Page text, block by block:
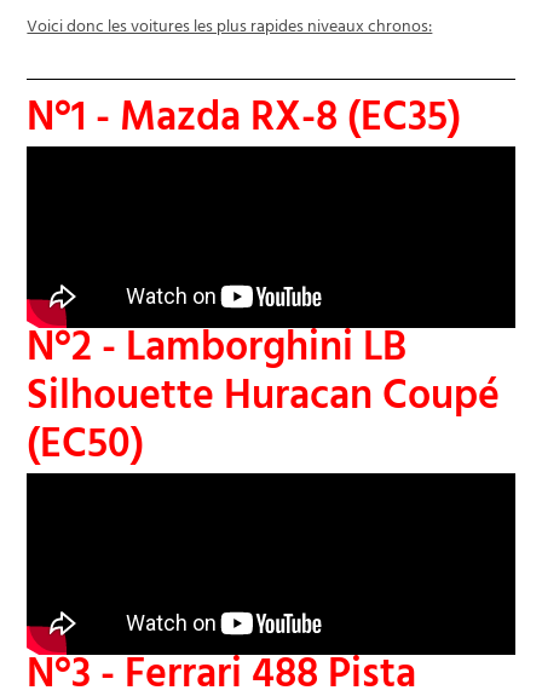
Voici donc les voitures les plus rapides niveaux chronos:
N°1 - Mazda RX-8 (EC35)
N°2 - Lamborghini LB
Silhouette Huracan Coupé
(EC50)
N°3 - Ferrari 488 Pista